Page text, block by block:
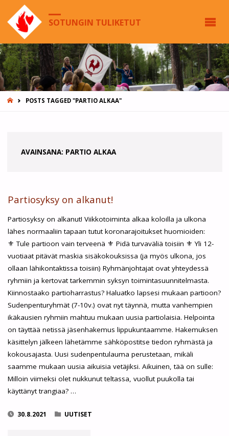
SOTUNGIN TULIKETUT
HOMEPOSTS TAGGED "PARTIO ALKAA"
AVAINSANA: PARTIO ALKAA
Partiosyksy on alkanut!
Partiosyksy on alkanut! Viikkotoiminta alkaa koloilla ja ulkona
lähes normaaliin tapaan tutut koronarajoitukset huomioiden:
⚜ Tule partioon vain terveenä ⚜ Pidä turvaväliä toisiin ⚜ Yli 12-
vuotiaat pitävät maskia sisäkokouksissa (ja myös ulkona, jos
ollaan lähikontaktissa toisiin) Ryhmänjohtajat ovat yhteydessä
ryhmiin ja kertovat tarkemmin syksyn toimintasuunnitelmasta.
Kiinnostaako partioharrastus? Haluatko lapsesi mukaan partioon?
Sudenpenturyhmät (7-10v.) ovat nyt täynnä, mutta vanhempien
ikäkausien ryhmiin mahtuu mukaan uusia partiolaisia. Helpointa
on täyttää netissä jäsenhakemus lippukuntaamme. Hakemuksen
käsittelyn jälkeen lähetämme sähköpostitse tiedon ryhmästä ja
kokousajasta. Uusi sudenpentulauma perustetaan, mikäli
saamme mukaan uusia aikuisia vetäjiksi. Aikuinen, tää on sulle:
Milloin viimeksi olet nukkunut teltassa, vuollut puukolla tai
käyttänyt trangiaa? …
30.8.2021 UUTISET